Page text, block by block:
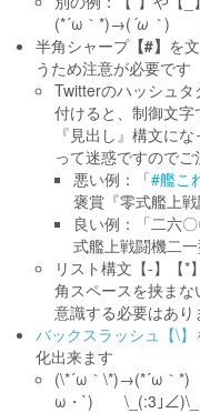
(*´ω｀*)→( ´ω｀)
半角シャープ【#】 を
うため注意が必要です
Twitterのハッシュタ
付けると、制御文
『見出し』構文に
って迷惑ですのでご
悪い例：「#艦こ
褒賞『零式艦上
良い例：「二六
式艦上戦闘機二
リスト構文【-】【*
角スペースを挟ま
意識する必要はあり
バックスラッシュ【\
化出来ます
(\*´ω｀\*)→(*´ω｀
ω・`) \_(:3｣